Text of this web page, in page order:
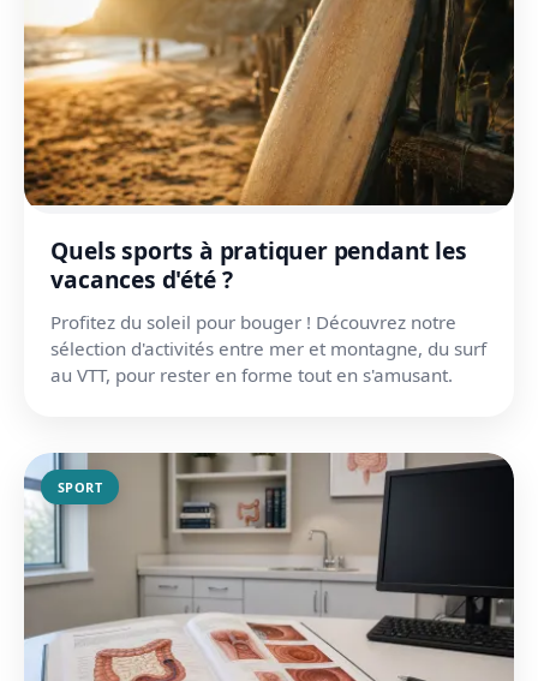
Quels sports à pratiquer pendant les
vacances d'été ?
Profitez du soleil pour bouger ! Découvrez notre
sélection d'activités entre mer et montagne, du surf
au VTT, pour rester en forme tout en s'amusant.
SPORT